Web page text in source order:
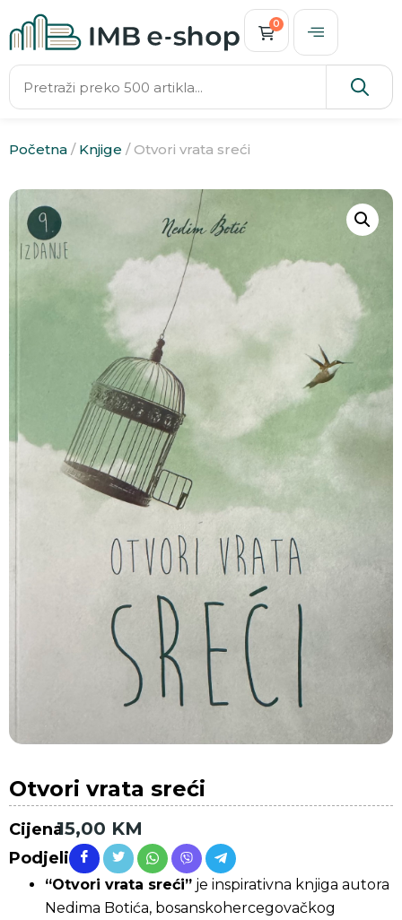
0
Početna / Knjige / Otvori vrata sreći
Otvori vrata sreći
Cijena15,00 KM
Podjeli
“Otvori vrata sreći” je inspirativna knjiga autora
Nedima Botića, bosanskohercegovačkog